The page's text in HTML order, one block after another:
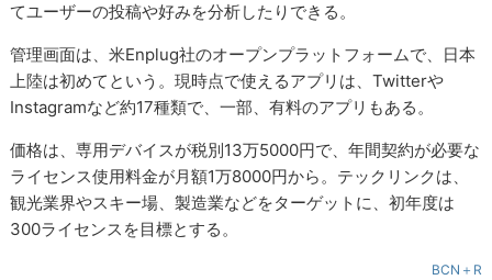
てユーザーの投稿や好みを分析したりできる。
管理画面は、米Enplug社のオープンプラットフォームで、日本
上陸は初めてという。現時点で使えるアプリは、Twitterや
Instagramなど約17種類で、一部、有料のアプリもある。
価格は、専用デバイスが税別13万5000円で、年間契約が必要な
ライセンス使用料金が月額1万8000円から。テックリンクは、
観光業界やスキー場、製造業などをターゲットに、初年度は
300ライセンスを目標とする。
BCN＋R